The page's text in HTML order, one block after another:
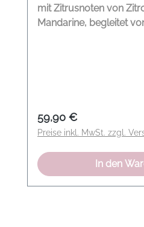
mit Zitrusnoten von
Mandarine, begleitet
Regulärer Preis:
59,90 €
Preise inkl. MwSt. zzgl.
In den